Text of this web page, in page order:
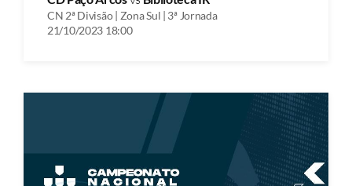
CN 2ª Divisão | Zona Sul | 3ª Jornada
21/10/2023 18:00